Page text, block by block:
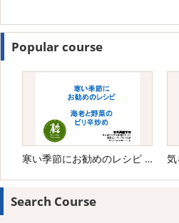
Popular course
寒い季節にお勧めのレシピ 海老と野菜のピリ辛炒め
Search Course